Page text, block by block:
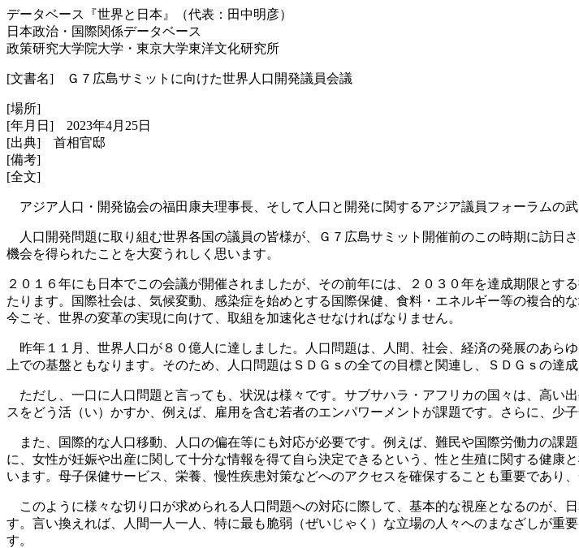
データベース『世界と日本』（代表：田中明彦）
日本政治・国際関係データベース
政策研究大学院大学・東京大学東洋文化研究所
[文書名] Ｇ７広島サミットに向けた世界人口開発議員会議
[場所]
[年月日] 2023年4月25日
[出典] 首相官邸
[備考]
[全文]
アジア人口・開発協会の福田康夫理事長、そして人口と開発に関するアジア議員フォーラムの
人口開発問題に取り組む世界各国の議員の皆様が、Ｇ７広島サミット開催前のこの時期に訪日
機会を得られたことを大変うれしく思います。
２０１６年にも日本でこの会議が開催されましたが、その前年には、２０３０年を達成期限と
たります。国際社会は、気候変動、感染症を始めとする国際保健、食料・エネルギー等の複合的
今こそ、世界の変革の実現に向けて、取組を加速化させなければなりません。
昨年１１月、世界人口が８０億人に達しました。人口問題は、人間、社会、経済の発展のあら
上での基盤ともなります。そのため、人口問題はＳＤＧｓの全ての目標と関連し、ＳＤＧｓの達
ただし、一口に人口問題と言っても、状況は様々です。サブサハラ・アフリカの国々は、高い
スをどう活（い）かすか、例えば、雇用を含む若者のエンパワーメントが課題です。さらに、少
また、国際的な人口移動、人口の偏在等にも対応が必要です。例えば、難民や国際労働力の課
に、女性が妊娠や出産に関して十分な情報を得て自ら決定できるという、性と生殖に関する健
います。母子保健サービス、栄養、慢性疾患対策などへのアクセスを確保することも重要であり
このように様々な切り口が求められる人口問題への対応に際して、基本的な視座となるのが、
す。言い換えれば、人間一人一人、特に最も脆弱（ぜいじゃく）な立場の人々へのまなざしが重
す。